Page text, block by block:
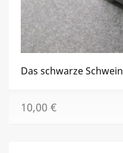
Das schwarze Schwein
10,00 €